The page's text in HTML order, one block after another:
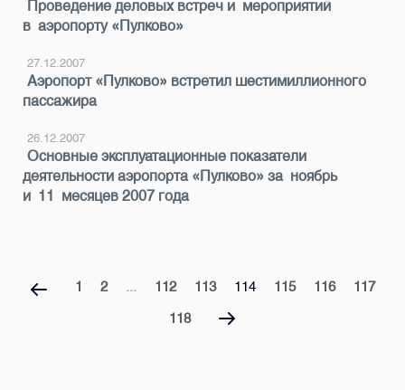
Проведение деловых встреч и мероприятий
в аэропорту «Пулково»
27.12.2007
Аэропорт «Пулково» встретил шестимиллионного
пассажира
26.12.2007
Основные эксплуатационные показатели
деятельности аэропорта «Пулково» за ноябрь
и 11 месяцев 2007 года
1 2 ... 112 113 114 115 116 117
118